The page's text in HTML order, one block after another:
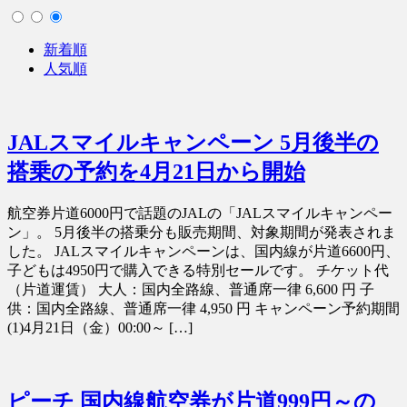
新着順
人気順
JALスマイルキャンペーン 5月後半の
搭乗の予約を4月21日から開始
航空券片道6000円で話題のJALの「JALスマイルキャンペー
ン」。 5月後半の搭乗分も販売期間、対象期間が発表されま
した。 JALスマイルキャンペーンは、国内線が片道6600円、
子どもは4950円で購入できる特別セールです。 チケット代
（片道運賃） 大人：国内全路線、普通席一律 6,600 円 子
供：国内全路線、普通席一律 4,950 円 キャンペーン予約期間
(1)4月21日（金）00:00～ […]
ピーチ 国内線航空券が片道999円～の